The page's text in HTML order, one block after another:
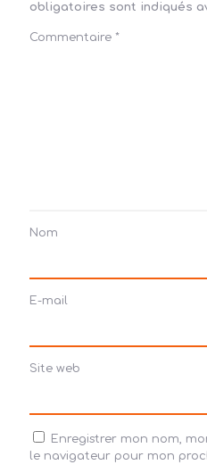
obligatoires sont indiqués
Commentaire *
Nom
E-mail
Site web
Enregistrer mon nom,
le navigateur pour mon